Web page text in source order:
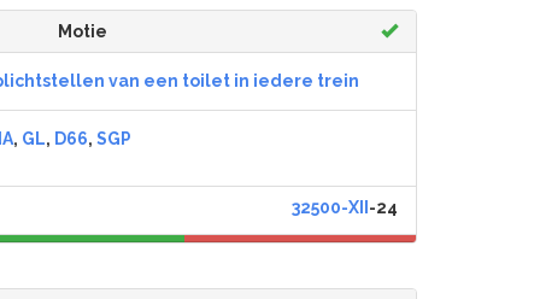
Motie
van een toilet in iedere trein
, GL, D66, SGP
32500-XII -24